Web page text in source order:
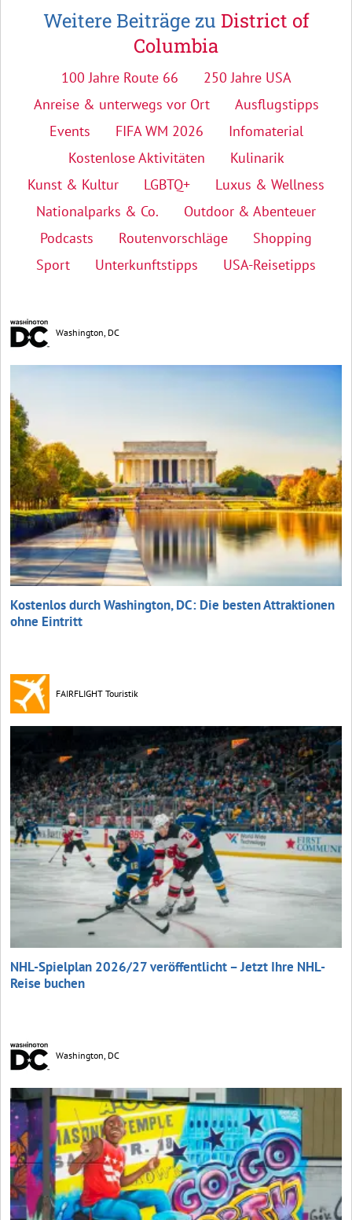
Weitere Beiträge zu District of
Columbia
100 Jahre Route 66
250 Jahre USA
Anreise & unterwegs vor Ort
Ausflugstipps
Events
FIFA WM 2026
Infomaterial
Kostenlose Aktivitäten
Kulinarik
Kunst & Kultur
LGBTQ+
Luxus & Wellness
Nationalparks & Co.
Outdoor & Abenteuer
Podcasts
Routenvorschläge
Shopping
Sport
Unterkunftstipps USA-Reisetipps
Washington, DC
Kostenlos durch Washington, DC: Die besten Attraktionen
ohne Eintritt
FAIRFLIGHT Touristik
NHL-Spielplan 2026/27 veröffentlicht – Jetzt Ihre NHL-
Reise buchen
Washington, DC